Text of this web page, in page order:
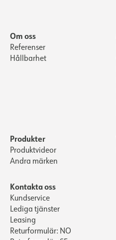
Om oss
Referenser
Hållbarhet
Produkter
Produktvideor
Andra märken
Kontakta oss
Kundservice
Lediga tjänster
Leasing
Returformulär: NO